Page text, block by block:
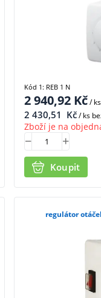
2 940,92Kč/ ks
2 430,51 Kč/ ks
Zboží je na
Koupit
Kód 1: REB 1 N
regulátor